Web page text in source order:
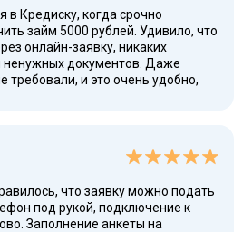
в Кредиску, когда срочно
займ 5000 рублей. Удивило, что
онлайн-заявку, никаких
документов. Даже
требовали, и это очень удобно,
Читал разные новости про
условия здесь — лучшие в
что заявку можно подать
под рукой, подключение к
Заполнение анкеты на